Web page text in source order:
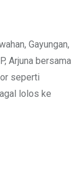
Gayungan,
Arjuna bersama
seperti
lolos ke